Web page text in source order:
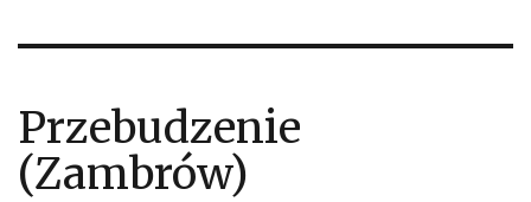
Przebudzenie
(Zambrów)